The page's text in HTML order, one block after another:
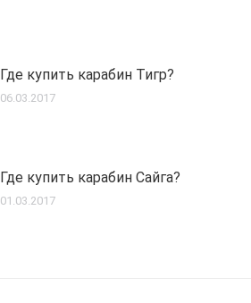
Где купить карабин Тигр?
06.03.2017
Где купить карабин Сайга?
01.03.2017